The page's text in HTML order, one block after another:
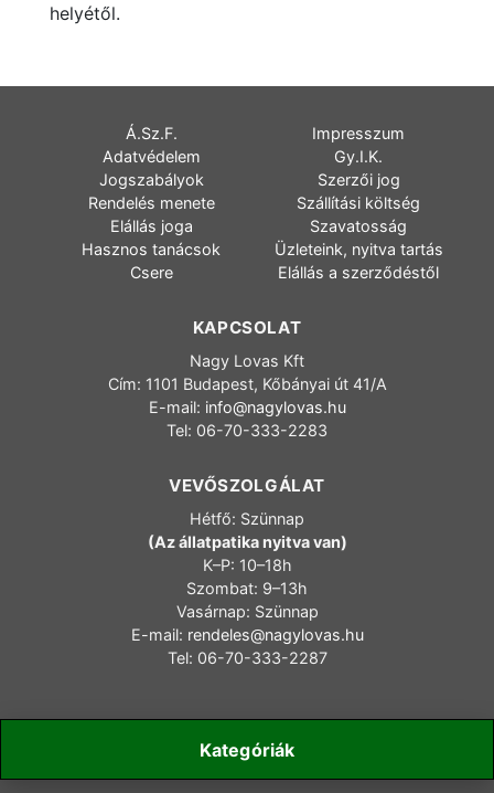
Kategóriák
helyétől.
Á.Sz.F.
Impresszum
Adatvédelem
Gy.I.K.
Jogszabályok
Szerzői jog
Rendelés menete
Szállítási költség
Elállás joga
Szavatosság
Hasznos tanácsok
Üzleteink, nyitva tartás
Csere
Elállás a szerződéstől
KAPCSOLAT
Nagy Lovas Kft
Cím: 1101 Budapest, Kőbányai út 41/A
E-mail: info@nagylovas.hu
Tel: 06-70-333-2283
VEVŐSZOLGÁLAT
Hétfő: Szünnap
(Az állatpatika nyitva van)
K–P: 10–18h
Szombat: 9–13h
Vasárnap: Szünnap
E-mail: rendeles@nagylovas.hu
Tel: 06-70-333-2287
Copyright 2006-2025 nagylovas.hu – Minden jog fenntartva